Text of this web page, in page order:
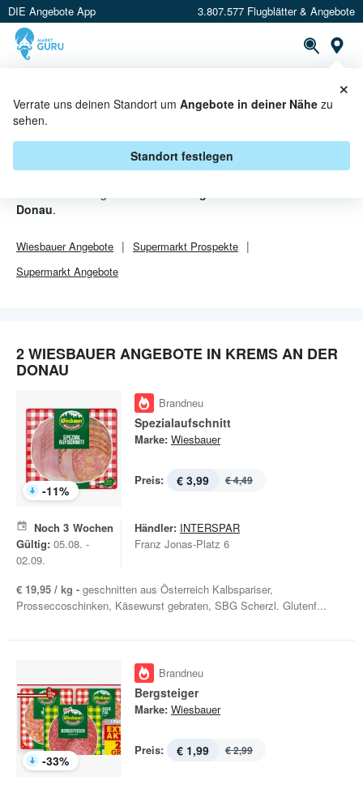
DIE Angebote App 3.807.577 Flugblätter & Angebote
Verrate uns deinen Standort um Angebote in deiner Nähe zu
sehen.
Standort festlegen
×
WIESBAUER ANGEBOTE IN
KREMS AN DER DONAU
Donau.
WiesbauerAngebote Supermarkt Prospekte
Supermarkt Angebote
2 WIESBAUER ANGEBOTE IN KREMS AN DER
DONAU
-11%
Brandneu
Spezialaufschnitt
Marke: Wiesbauer
Preis: € 3,99 € 4,49
Noch 3 Wochen
Gültig: 05.08. -
02.09.
Händler: INTERSPAR
Franz Jonas-Platz 6
€ 19,95 / kg - geschnitten aus Österreich Kalbspariser,
Prosseccoschinken, Käsewurst gebraten, SBG Scherzl. Glutenf...
-33%
Brandneu
Bergsteiger
Marke: Wiesbauer
Preis: € 1,99 € 2,99